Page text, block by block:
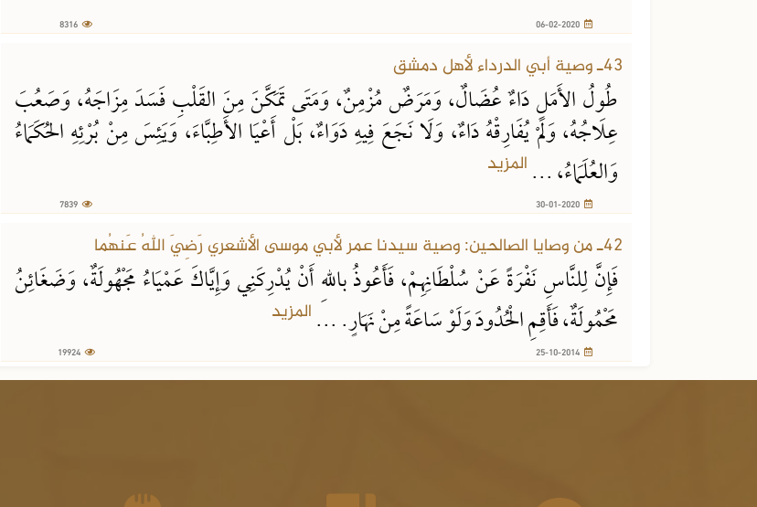
06-02-2020
30-01-2020 7839 مشاهدة
43ـ وصية أبي الدرداء لأهل دمشق
طُولُ الأَمَلِ دَاءٌ عُضَالٌ، وَمَرَضٌ مُزْمِنٌ، وَمَتَى تَمَكَّنَ مِنَ القَلْبِ فَسَدَ مِزَاجَهُ، وَصَعُبَ
عِلَاجُهُ، وَلَمْ يُفَارِقْهُ دَاءٌ، وَلَا نَجَعَ فِيهِ دَوَاءٌ، بَلْ أَعْيَا الأَطِبَّاءَ، وَيَئِسَ مِنْ بُرْئِهِ الحُكَمَاءُ
وَالعُلَمَاءُ، ... المزيد
30-01-2020
25-10-2014 19924 مشاهدة
42ـ من وصايا الصالحين: وصية سيدنا عمر لأبي موسى الأشعري رَضِيَ اللهُ عَنهُما
فَإِنَّ لِلنَّاسِ نَفْرَةً عَنْ سُلْطَانِهِمْ، فَأَعُوذُ باللهِ أَنْ يُدْرِكَنِي وَإِيَّاكَ عَمْيَاءُ مَجْهُولَةٌ، وَضَغَائِنُ
مَحْمُولَةٌ، فَأَقِمِ الْحُدُودَ وَلَوْ سَاعَةً مِنْ نَهَارٍ. ... المزيد
25-10-2014
19924